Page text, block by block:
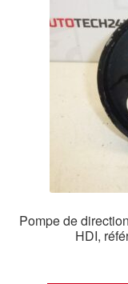
Pompe de
HDI,